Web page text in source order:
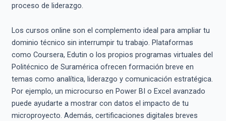
proceso de liderazgo.
Los cursos online son el complemento ideal para ampliar tu
dominio técnico sin interrumpir tu trabajo. Plataformas
como Coursera, Edutin o los propios programas virtuales del
Politécnico de Suramérica ofrecen formación breve en
temas como analítica, liderazgo y comunicación estratégica.
Por ejemplo, un microcurso en Power BI o Excel avanzado
puede ayudarte a mostrar con datos el impacto de tu
microproyecto. Además, certificaciones digitales breves